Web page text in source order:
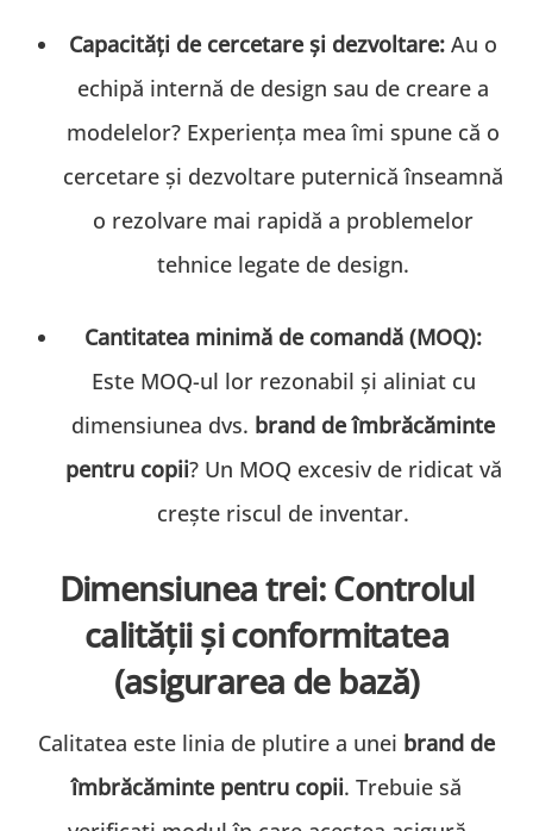
Capacități de cercetare și dezvoltare: Au o
echipă internă de design sau de creare a
modelelor? Experiența mea îmi spune că o
cercetare și dezvoltare puternică înseamnă
o rezolvare mai rapidă a problemelor
tehnice legate de design.
Cantitatea minimă de comandă (MOQ):
Este MOQ-ul lor rezonabil și aliniat cu
dimensiunea dvs. brand de îmbrăcăminte
pentru copii? Un MOQ excesiv de ridicat vă
crește riscul de inventar.
Dimensiunea trei: Controlul
calității și conformitatea
(asigurarea de bază)
Calitatea este linia de plutire a unei brand de
îmbrăcăminte pentru copii. Trebuie să